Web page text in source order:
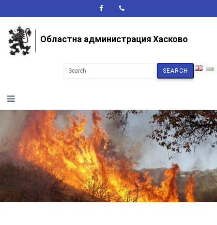
Областна администрация Хасково
SEARCH